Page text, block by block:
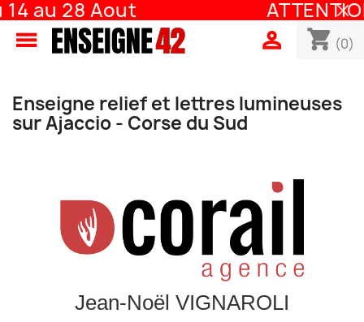
au 28 Aout
 shopping_cart (0)

Enseigne relief et lettres lumineuses
sur Ajaccio - Corse du Sud
Jean-Noël VIGNAROLI